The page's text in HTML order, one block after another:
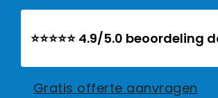
⭐⭐⭐⭐⭐ 4.9/5.0
Gratis offerte aanvragen